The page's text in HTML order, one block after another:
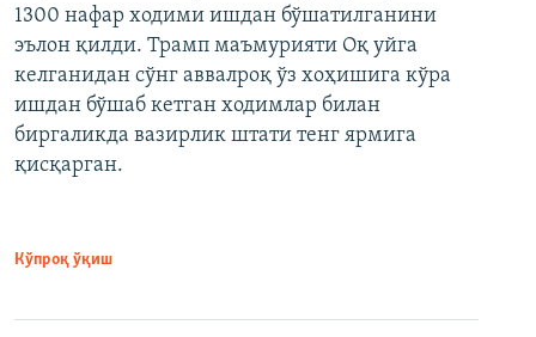
1300 нафар ходими ишдан бўшатилганини
эълон қилди. Трамп маъмурияти Оқ уйга
келганидан сўнг аввалроқ ўз хоҳишига кўра
ишдан бўшаб кетган ходимлар билан
биргаликда вазирлик штати тенг ярмига
қисқарган.
Кўпроқ ўқиш